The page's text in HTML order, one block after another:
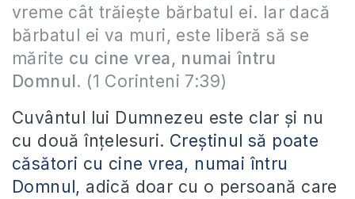
vreme cât trăieşte bărbatul ei. Iar dacă
bărbatul ei va muri, este liberă să se
mărite cu cine vrea, numai întru
Domnul. (1 Corinteni 7:39)
Cuvântul lui Dumnezeu este clar şi nu
cu două înţelesuri. Creştinul să poate
căsători cu cine vrea, numai întru
Domnul, adică doar cu o persoană care